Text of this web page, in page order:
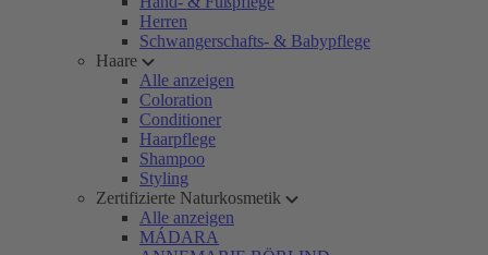
Herren
Schwangerschafts- & Babypflege
Haare
Alle anzeigen
Coloration
Conditioner
Haarpflege
Shampoo
Styling
Zertifizierte Naturkosmetik
Alle anzeigen
MÁDARA